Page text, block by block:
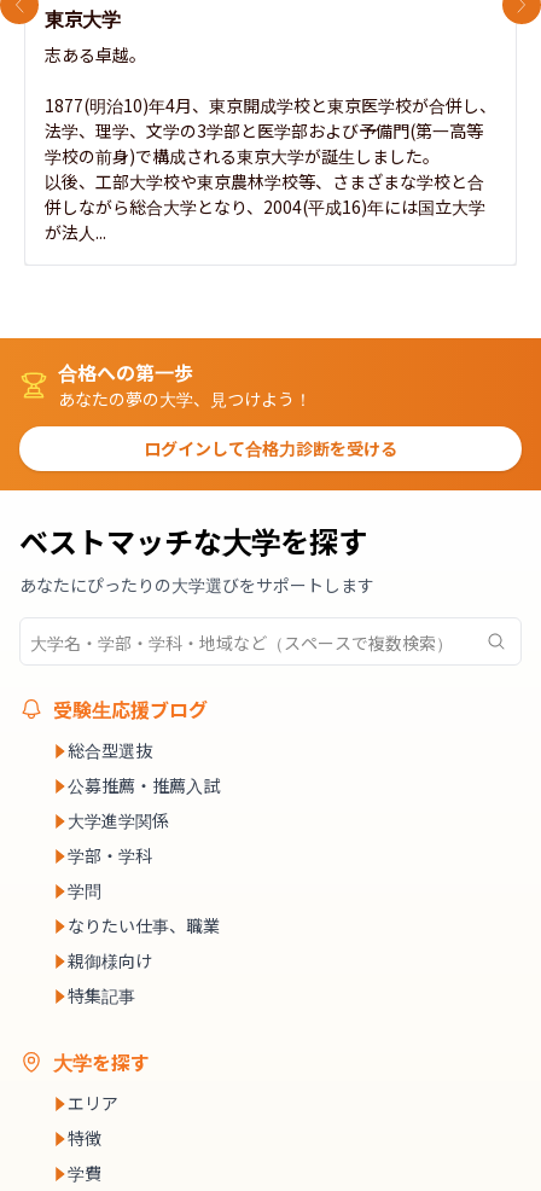
東京大学
志ある卓越。
1877(明治10)年4月、東京開成学校と東京医学校が合併し、
法学、理学、文学の3学部と医学部および予備門(第一高等
学校の前身)で構成される東京大学が誕生しました。
以後、工部大学校や東京農林学校等、さまざまな学校と合
併しながら総合大学となり、2004(平成16)年には国立大学
が法人...
前のスライド 次
合格への第一歩
あなたの夢の大学、見つけよう！
ログインして合格力診断を受ける
ベストマッチな大学を探す
あなたにぴったりの大学選びをサポートします
受験生応援ブログ
総合型選抜
公募推薦・推薦入試
大学進学関係
学部・学科
学問
なりたい仕事、職業
親御様向け
特集記事
大学を探す
エリア
特徴
学費